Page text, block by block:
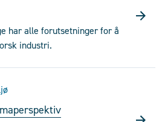
har alle forutsetninger for å
industri.